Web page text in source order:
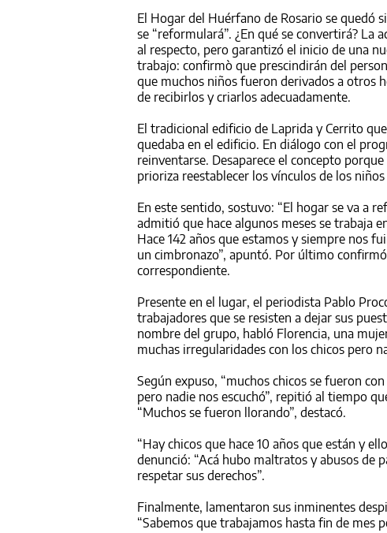
El Hogar del Huérfano de Rosario se quedó
se “reformulará”. ¿En qué se convertirá?
al respecto, pero garantizó el inicio de una
trabajo: confirmò que prescindirán del
que muchos niños fueron derivados a otros
de recibirlos y criarlos adecuadamente.
El tradicional edificio de Laprida y Cerrito
quedaba en el edificio. En diálogo con el
reinventarse. Desaparece el concepto
prioriza reestablecer los vínculos de los
En este sentido, sostuvo: “El hogar se va a
admitió que hace algunos meses se trabaja
Hace 142 años que estamos y siempre nos
un cimbronazo”, apuntó. Por último
correspondiente.
Presente en el lugar, el periodista Pablo
trabajadores que se resisten a dejar sus
nombre del grupo, habló Florencia, una
muchas irregularidades con los chicos pero
Según expuso, “muchos chicos se fueron
pero nadie nos escuchó”, repitió al tiempo
“Muchos se fueron llorando”, destacó.
“Hay chicos que hace 10 años que están y
denunció: “Acá hubo maltratos y abusos de
respetar sus derechos”.
Finalmente, lamentaron sus inminentes
“Sabemos que trabajamos hasta fin de mes